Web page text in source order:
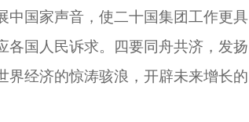
中国家声音，使二十国集团工作更具
各国人民诉求。四要同舟共济，发扬
界经济的惊涛骇浪，开辟未来增长的